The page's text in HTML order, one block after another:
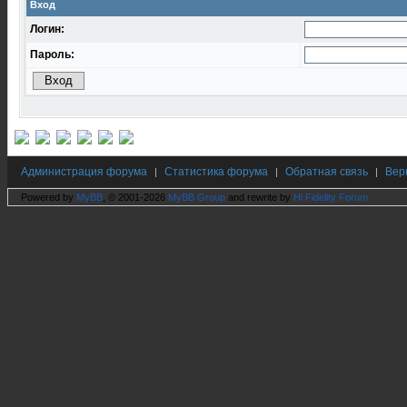
Вход
Логин:
Пароль:
Администрация форума | Статистика форума | Обратная связь |
Powered by MyBB , © 2001-2026 MyBB Group and rewrite by Hi Fidelity Forum